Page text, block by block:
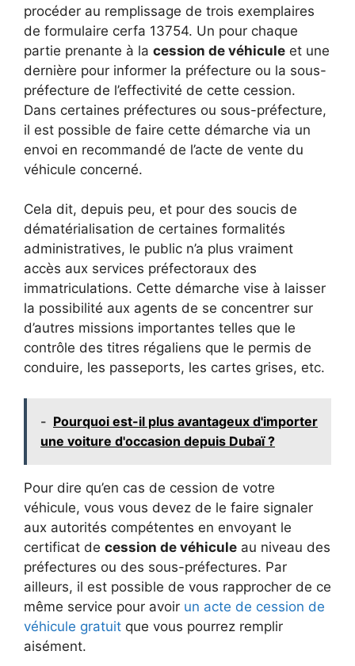
procéder au remplissage de trois exemplaires
de formulaire cerfa 13754. Un pour chaque
partie prenante à la cession de véhicule et une
dernière pour informer la préfecture ou la sous-
préfecture de l’effectivité de cette cession.
Dans certaines préfectures ou sous-préfecture,
il est possible de faire cette démarche via un
envoi en recommandé de l’acte de vente du
véhicule concerné.
Cela dit, depuis peu, et pour des soucis de
dématérialisation de certaines formalités
administratives, le public n’a plus vraiment
accès aux services préfectoraux des
immatriculations. Cette démarche vise à laisser
la possibilité aux agents de se concentrer sur
d’autres missions importantes telles que le
contrôle des titres régaliens que le permis de
conduire, les passeports, les cartes grises, etc.
- Pourquoi est-il plus avantageux d'importer
une voiture d'occasion depuis Dubaï ?
Pour dire qu’en cas de cession de votre
véhicule, vous vous devez de le faire signaler
aux autorités compétentes en envoyant le
certificat de cession de véhicule au niveau des
préfectures ou des sous-préfectures. Par
ailleurs, il est possible de vous rapprocher de ce
même service pour avoir un acte de cession de
véhicule gratuit que vous pourrez remplir
aisément.